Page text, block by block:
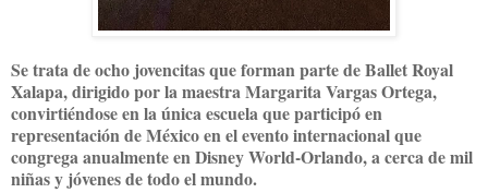
Se trata de ocho jovencitas que forman parte de Ballet Royal
Xalapa, dirigido por la maestra Margarita Vargas Ortega,
convirtiéndose en la única escuela que participó en
representación de México en el evento internacional que
congrega anualmente en Disney World-Orlando, a cerca de mil
niñas y jóvenes de todo el mundo.